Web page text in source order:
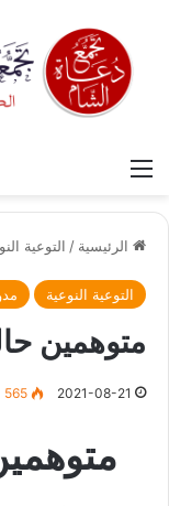
القائمة
الرئيسية / التوعية
التوعية النوعية
متوهمين
2021-08-21
565